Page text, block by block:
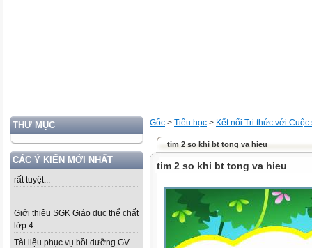
THƯ MỤC
CÁC Ý KIẾN MỚI NHẤT
rất tuyệt...
...
Giới thiệu SGK Giáo dục thể chất
lớp 4...
Tài liệu phục vụ bồi dưỡng GV
Gốc > Tiểu học > Kết nối Tri thức với Cuộc
tim 2 so khi bt tong va hieu
tim 2 so khi bt tong va hieu